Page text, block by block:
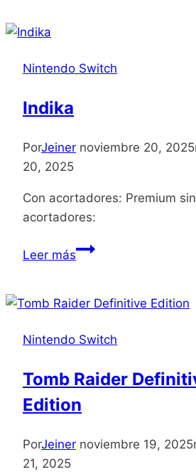
Adventure
Nintendo Switch
Indika
PorJeiner noviembre 20, 2025
20, 2025
Con acortadores: Premium sin
acortadores:
Leer másIndika
Nintendo Switch
Tomb Raider
Edition
PorJeiner noviembre 19, 2025
21, 2025